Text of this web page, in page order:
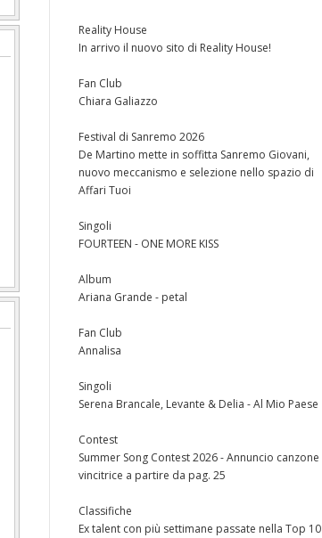
Reality House
In arrivo il nuovo sito di Reality House!
Fan Club
Chiara Galiazzo
Festival di Sanremo 2026
De Martino mette in soffitta Sanremo Giovani,
nuovo meccanismo e selezione nello spazio di
Affari Tuoi
Singoli
FOURTEEN - ONE MORE KISS
Album
Ariana Grande - petal
Fan Club
Annalisa
Singoli
Serena Brancale, Levante & Delia - Al Mio Paese
Contest
Summer Song Contest 2026 - Annuncio canzone
vincitrice a partire da pag. 25
Classifiche
Ex talent con più settimane passate nella Top 10